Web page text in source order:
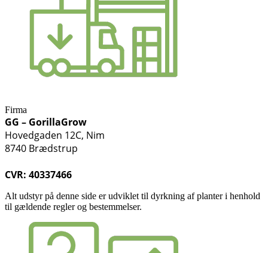
Firma
GG – GorillaGrow
Hovedgaden 12C, Nim
8740 Brædstrup
CVR: 40337466
Alt udstyr på denne side er udviklet til dyrkning af planter i henhold
til gældende regler og bestemmelser.